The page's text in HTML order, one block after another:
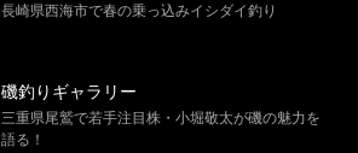
長崎県西海市で春の乗っ込みイシダイ釣り
磯釣りギャラリー
三重県尾鷲で若手注目株・小堀敬太が磯の魅力を
語る！